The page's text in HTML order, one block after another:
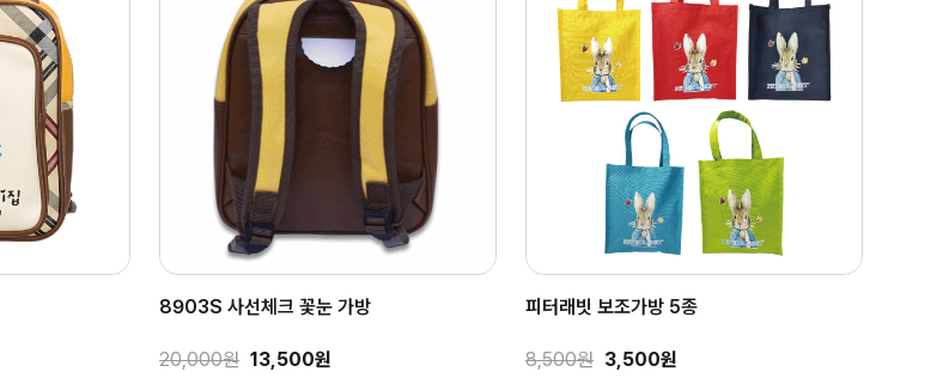
8903S 사선체크 꽃눈 가방
20,000원 13,500원
피터래빗 보조가방 5종
8,500원 3,500원